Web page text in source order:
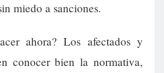
miedo a sanciones.
ahora? Los afectados y
conocer bien la normativa,